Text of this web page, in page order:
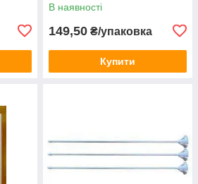
В наявності
149,50 ₴/упаковка
Купити